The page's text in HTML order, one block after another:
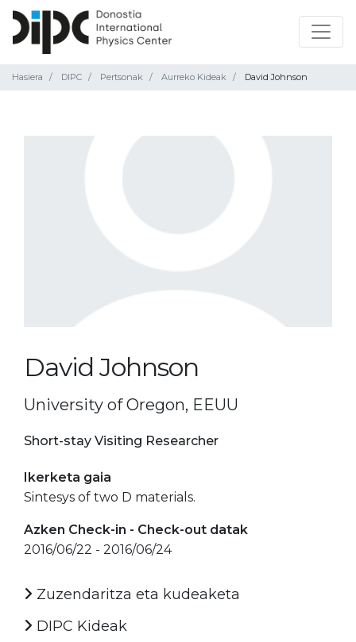
Hasiera DIPC Pertsonak Aurreko Kideak David Johnson
David Johnson
University of Oregon, EEUU
Short-stay Visiting Researcher
Ikerketa gaia
Sintesys of two D materials.
Azken Check-in - Check-out datak
2016/06/22 - 2016/06/24
Zuzendaritza eta kudeaketa
DIPC Kideak